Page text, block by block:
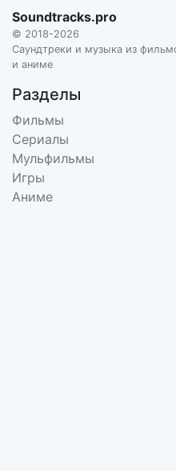
Soundtracks.pro
© 2018-2026
Саундтреки и музыка из
и аниме
Разделы
Фильмы
Сериалы
Мульфильмы
Игры
Аниме